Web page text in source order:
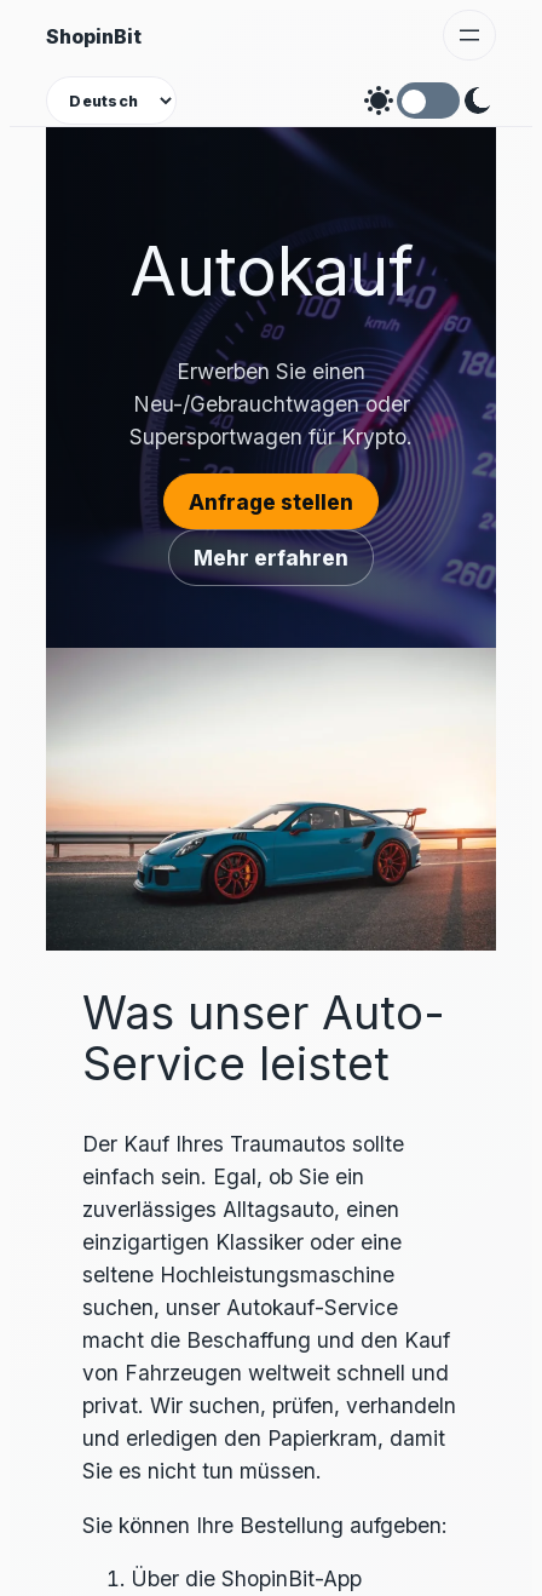
Zum
springen
ShopinBit
Theme
Autokauf
Erwerben Sie einen
Neu-/Gebrauchtwagen oder
Supersportwagen für Krypto.
Anfrage stellen
Mehr erfahren
Was unser Auto-
Service leistet
Der Kauf Ihres Traumautos sollte
einfach sein. Egal, ob Sie ein
zuverlässiges Alltagsauto, einen
einzigartigen Klassiker oder eine
seltene Hochleistungsmaschine
suchen, unser Autokauf-Service
macht die Beschaffung und den Kauf
von Fahrzeugen weltweit schnell und
privat. Wir suchen, prüfen, verhandeln
und erledigen den Papierkram, damit
Sie es nicht tun müssen.
Sie können Ihre Bestellung aufgeben:
Über die ShopinBit-App